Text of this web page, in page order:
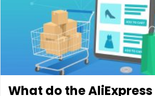
What do the